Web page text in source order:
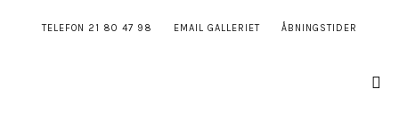
TELEFON 21 80 47 98 EMAIL GALLERIET ÅBNINGSTIDER